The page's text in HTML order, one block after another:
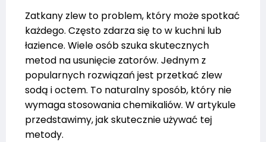
Zatkany zlew to problem, który może spotkać
każdego. Często zdarza się to w kuchni lub
łazience. Wiele osób szuka skutecznych
metod na usunięcie zatorów. Jednym z
popularnych rozwiązań jest przetkać zlew
sodą i octem. To naturalny sposób, który nie
wymaga stosowania chemikaliów. W artykule
przedstawimy, jak skutecznie używać tej
metody.